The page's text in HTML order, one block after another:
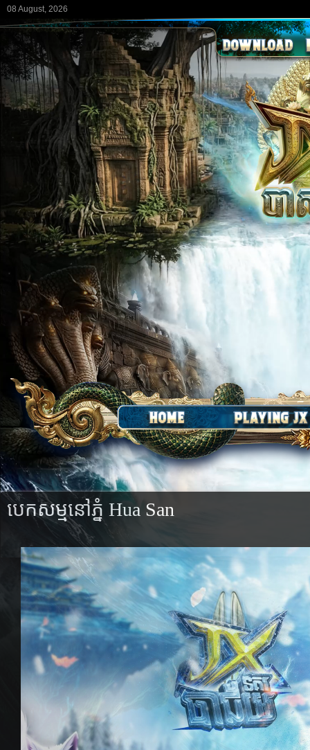
08 August, 2026
បេកសម្មនៅភ្នំ Hua San